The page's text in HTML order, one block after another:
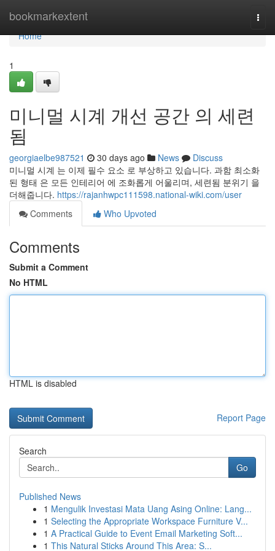
bookmarkextent
Home
Home
1
미니멀 시계 개선 공간 의 세련
됨
georgiaelbe987521 30 days ago News
Discuss
미니멀 시계 는 이제 필수 요소 로 부상하고 있습니다. 과함 최소화
된 형태 은 모든 인테리어 에 조화롭게 어울리며, 세련됨 분위기 을
더해줍니다. https://rajanhwpc111598.national-wiki.com/user
Comments
Who Upvoted
Comments
Submit a Comment
No HTML
HTML is disabled
Report Page
Search
Go
Published News
1 Mengulik Investasi Mata Uang Asing Online: Lang...
1 Selecting the Appropriate Workspace Furniture V...
1 A Practical Guide to Event Email Marketing Soft...
1 This Natural Sticks Around This Area: S...